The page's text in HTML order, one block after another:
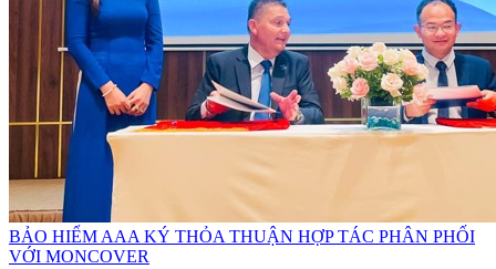
BẢO HIỂM AAA KÝ THỎA THUẬN HỢP TÁC PHÂN PHỐI
VỚI MONCOVER